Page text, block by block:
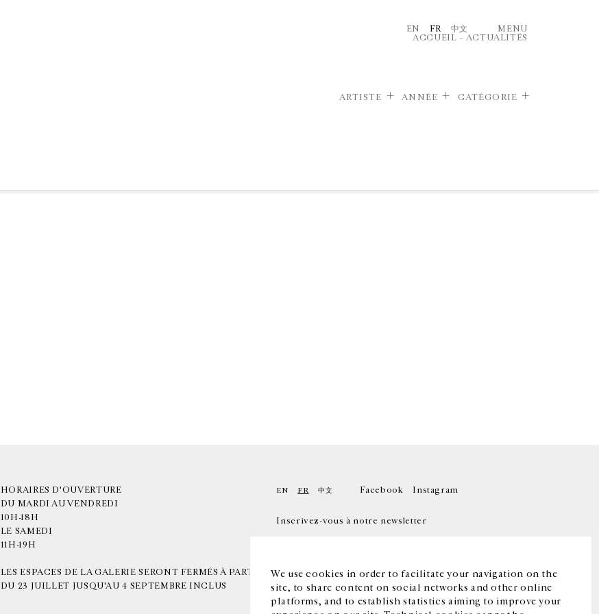
We use cookies in order to facilitate your navigation on the
site, to share content on social networks and other online
platforms, and to establish statistics aiming to improve your
EN FR 中文
MENU
ACCUEIL – ACTUALITÉS
ARTISTE ANNÉE CATÉGORIE
HORAIRES D'OUVERTURE
DU MARDI AU VENDREDI
10H-18H
LE SAMEDI
11H-19H
LES ESPACES DE LA GALERIE SERONT FERMÉS À PARTIR
DU 23 JUILLET JUSQU'AU 4 SEPTEMBRE INCLUS
EN FR 中文 Facebook Instagram
Inscrivez-vous à notre newsletter